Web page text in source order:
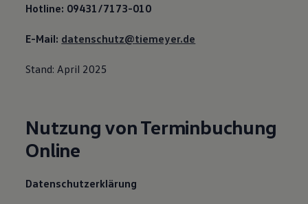
Hotline: 09431/7173-010
E-Mail: datenschutz@tiemeyer.de
Stand: April 2025
Nutzung von Terminbuchung
Online
Datenschutzerklärung